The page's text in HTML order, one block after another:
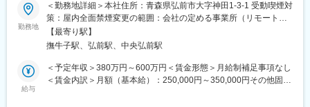
はありません。事業所全体で顧客のサポートを行い、協力して業
務を遂行します。入社後はOJTを中心に、マニュアルも完備され
ているため、ITの知識がない方でも安心して業務に取り組めま
す。3年間かけて一人前を目指し、全社的な勉強会や専門部署のサ
■研修について
■業務内容：
(1)総務
・株主総会、取締役会の運営事務局
・全社の庶務に関する対応
・法務、コンプライアンスに関する企画や対応
(2)人事
勤務地
＜勤務地詳細＞本社住所：青森県弘前市大字神田1-3-1 受動喫煙対
策：屋内全面禁煙変更の範囲：会社の定める事業所（リモートワ
ーク含む）
【最寄り駅】
撫牛子駅、弘前駅、中央弘前駅
給与
＜予定年収＞380万円～600万円＜賃金形態＞月給制補足事項なし
＜賃金内訳＞月額（基本給）：250,000円～350,000円その他固定